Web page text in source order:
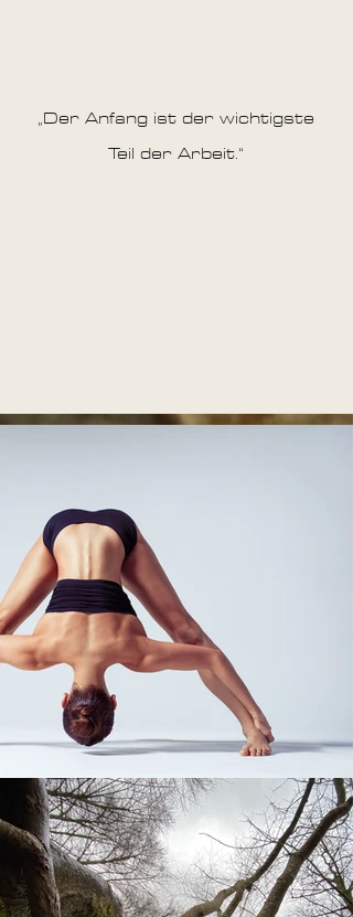
„Der Anfang ist der wichtigste
Teil der Arbeit.“